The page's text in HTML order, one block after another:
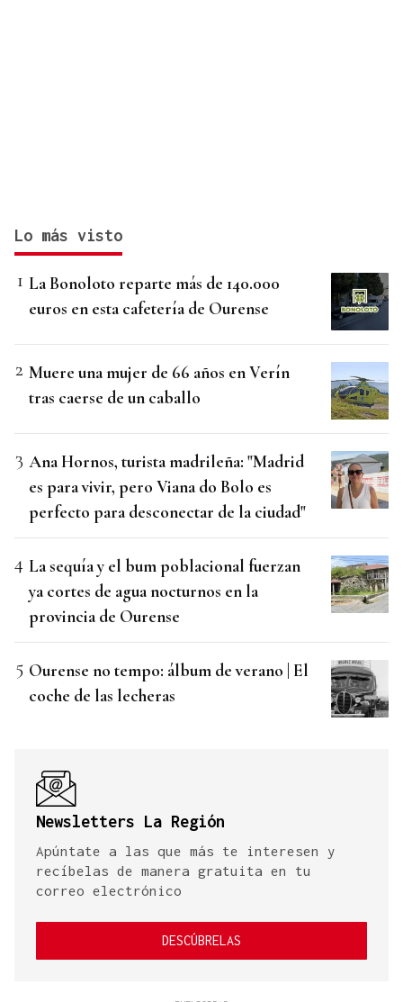
Lo más visto
La Bonoloto reparte más de 140.000
euros en esta cafetería de Ourense
Muere una mujer de 66 años en Verín
tras caerse de un caballo
Ana Hornos, turista madrileña: "Madrid
es para vivir, pero Viana do Bolo es
perfecto para desconectar de la ciudad"
La sequía y el bum poblacional fuerzan
ya cortes de agua nocturnos en la
provincia de Ourense
Ourense no tempo: álbum de verano | El
coche de las lecheras
Newsletters La Región
Apúntate a las que más te interesen y
recíbelas de manera gratuita en tu
correo electrónico
DESCÚBRELAS